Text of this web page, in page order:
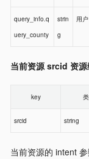
query_info.q
uery_county
strin
g
用
当前资源 srcid 资
key
srcid string
当前资源的 intent